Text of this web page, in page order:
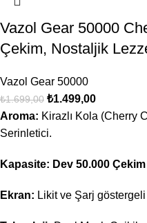
Vazol Gear 50000
Çekim, Nostaljik
Vazol Gear 50000
₺1.699,00 ₺1.499,00
Aroma: Kirazlı Kola (Cherry
Serinletici.
Kapasite: Dev 50.000 Çekim
Ekran: Likit ve Şarj göstergeli